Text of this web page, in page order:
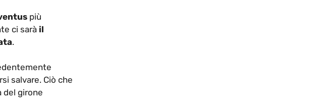
più
ci sarà il
.
salvare. Ciò che
del girone